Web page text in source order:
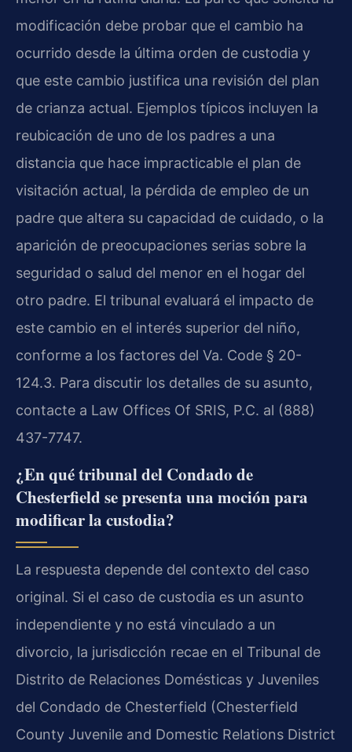
modificación debe probar que el cambio ha
ocurrido desde la última orden de custodia y
que este cambio justifica una revisión del plan
de crianza actual. Ejemplos típicos incluyen la
reubicación de uno de los padres a una
distancia que hace impracticable el plan de
visitación actual, la pérdida de empleo de un
padre que altera su capacidad de cuidado, o la
aparición de preocupaciones serias sobre la
seguridad o salud del menor en el hogar del
otro padre. El tribunal evaluará el impacto de
este cambio en el interés superior del niño,
conforme a los factores del Va. Code § 20-
124.3. Para discutir los detalles de su asunto,
contacte a Law Offices Of SRIS, P.C. al (888)
437-7747.
¿En qué tribunal del Condado de
Chesterfield se presenta una moción para
modificar la custodia?
La respuesta depende del contexto del caso
original. Si el caso de custodia es un asunto
independiente y no está vinculado a un
divorcio, la jurisdicción recae en el Tribunal de
Distrito de Relaciones Domésticas y Juveniles
del Condado de Chesterfield (Chesterfield
County Juvenile and Domestic Relations District